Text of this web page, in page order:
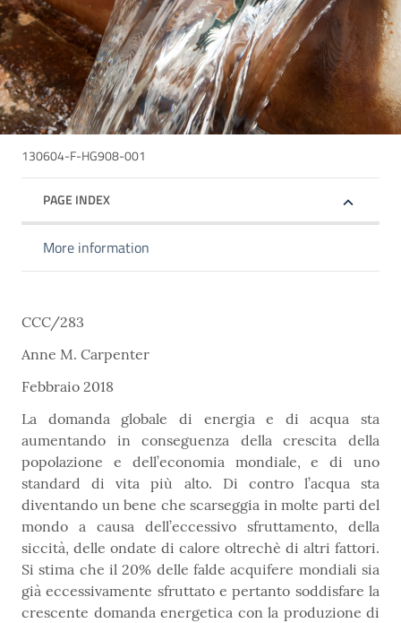
130604-F-HG908-001
PAGE INDEX
More information
CCC/283
Anne M. Carpenter
Febbraio 2018
La domanda globale di energia e di acqua sta
aumentando in conseguenza della crescita della
popolazione e dell’economia mondiale, e di uno
standard di vita più alto. Di contro l’acqua sta
diventando un bene che scarseggia in molte parti del
mondo a causa dell’eccessivo sfruttamento, della
siccità, delle ondate di calore oltrechè di altri fattori.
Si stima che il 20% delle falde acquifere mondiali sia
già eccessivamente sfruttato e pertanto soddisfare la
crescente domanda energetica con la produzione di